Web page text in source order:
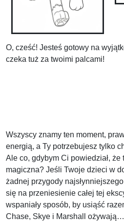
O, cześć! Jesteś gotowy na
czeka tuż za twoimi palcami!
Wszyscy znamy ten moment,
energią, a Ty potrzebujesz tylko
Ale co, gdybym Ci powiedział,
magiczna? Jeśli Twoje dzieci w
żadnej przygody
się na przeniesienie całej tej
wspaniały sposób, by usiąść
Chase, Skye i Marshall